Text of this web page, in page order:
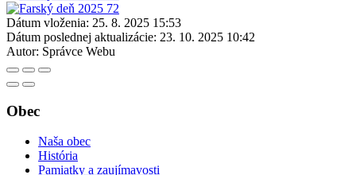
Dátum vloženia: 25. 8. 2025 15:53
Dátum poslednej aktualizácie: 23. 10. 2025 10:42
Autor: Správce Webu
Obec
Naša obec
História
Pamiatky a zaujímavosti